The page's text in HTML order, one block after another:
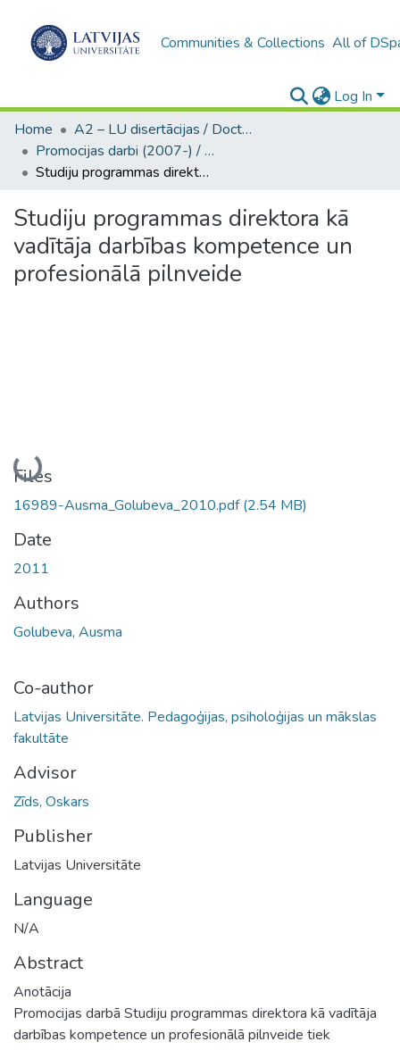
Communities & Collections All of
Log In
Home
A2 – LU disertācijas / Doctoral theses UL
Promocijas darbi (2007-) / Theses PhD
Studiju programmas direktora kā vadītāja darbības kompetence un profesionālā pilnveide
Studiju programmas direktora kā
vadītāja darbības kompetence un
profesionālā pilnveide
Loading...
Files
16989-Ausma_Golubeva_2010.pdf(2.54 MB)
Date
2011
Authors
Golubeva, Ausma
Co-author
Latvijas Universitāte. Pedagoģijas, psiholoģijas un mākslas
fakultāte
Advisor
Zīds, Oskars
Publisher
Latvijas Universitāte
Language
N/A
Abstract
Anotācija
Promocijas darbā Studiju programmas direktora kā vadītāja
darbības kompetence un profesionālā pilnveide tiek